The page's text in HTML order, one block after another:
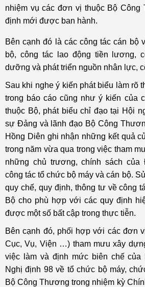
nhiệm vụ các đơn vị thuộc Bộ Công
định mới được ban hành.
Bên cạnh đó là các công tác cán bộ
bộ, công tác lao động tiền lương,
dưỡng và phát triển nguồn nhân lực,
Sau khi nghe ý kiến phát biểu làm rõ
trong báo cáo cũng như ý kiến của
thuộc Bộ, phát biểu chỉ đạo tại Hội
sự Đảng và lãnh đạo Bộ Công
Hồng Diên ghi nhận những kết quả
trong năm vừa qua trong việc tham
những chủ trương, chính sách
công tác tổ chức bộ máy và cán bộ.
quy chế, quy định, thông tư về công
Bộ cho phù hợp với các quy định
được một số bất cập trong thực tiễn.
Bên cạnh đó, phối hợp với các đơn
Cục, Vụ, Viện …) tham mưu xây
việc làm và định mức biên chế của
Nghị định 98 về tổ chức bộ máy,
Bộ Công Thương trong nhiệm kỳ